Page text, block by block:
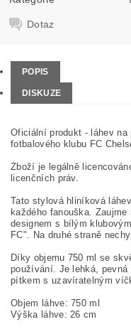
Dotaz
POPIS
DISKUZE
Oficiální produkt - láhev
fotbalového klubu FC
Zboží je legálně
licenčních práv.
Tato stylová hliníková
každého fanouška.
designem s bílým
FC". Na druhé straně
Díky objemu 750 ml se
používání. Je lehká,
pítkem s uzavíratelným
Objem láhve: 750 ml
Výška láhve: 26 cm